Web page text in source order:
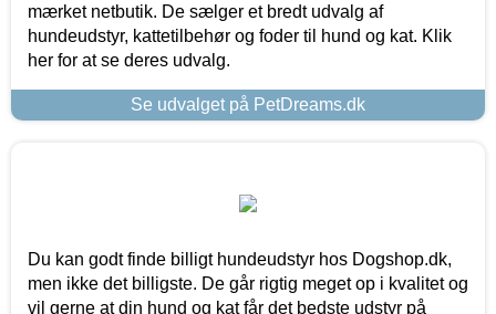
mærket netbutik. De sælger et bredt udvalg af
hundeudstyr, kattetilbehør og foder til hund og kat. Klik
her for at se deres udvalg.
Se udvalget på PetDreams.dk
Du kan godt finde billigt hundeudstyr hos Dogshop.dk,
men ikke det billigste. De går rigtig meget op i kvalitet og
vil gerne at din hund og kat får det bedste udstyr på